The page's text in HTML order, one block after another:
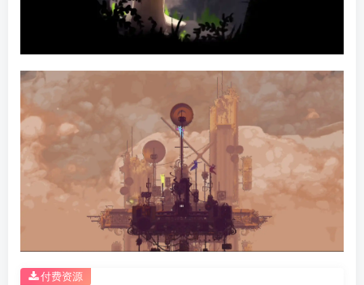
付费资源